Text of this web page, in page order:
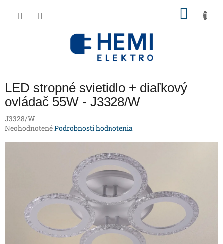
LED stropné svietidlo + diaľkový
ovládač 55W - J3328/W
J3328/W
Priemerné
hviezdičiek.
NeohodnotenéPodrobnosti hodnotenia